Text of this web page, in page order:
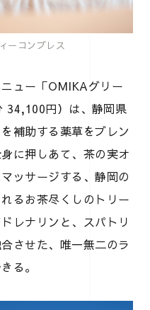
ーコンプレス
ュー「OMIKAグリー
34,100円）は、静岡県
補助する薬草をブレン
に押しあて、茶の実オ
ッサージする、静岡の
るお茶尽くしのトリー
レナリンと、スパトリ
させた、唯一無二のラ
る。